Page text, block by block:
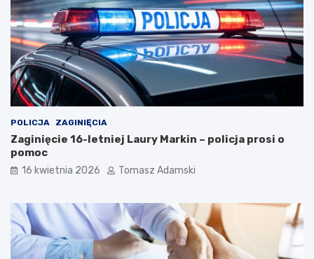
POLICJA ZAGINIĘCIA
Zaginięcie 16-letniej Laury Markin – policja prosi o
pomoc
16 kwietnia 2026 Tomasz Adamski